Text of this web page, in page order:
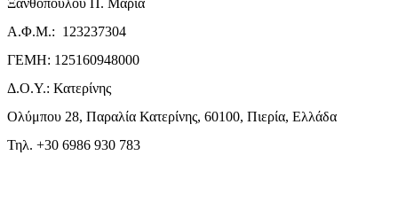
Ξανθοπούλου Π. Μαρία
Α.Φ.Μ.: 123237304
ΓΕΜΗ: 125160948000
Δ.Ο.Υ.: Κατερίνης
Ολύμπου 28, Παραλία Κατερίνης, 60100, Πιερία, Ελλάδα
Τηλ. +30 6986 930 783